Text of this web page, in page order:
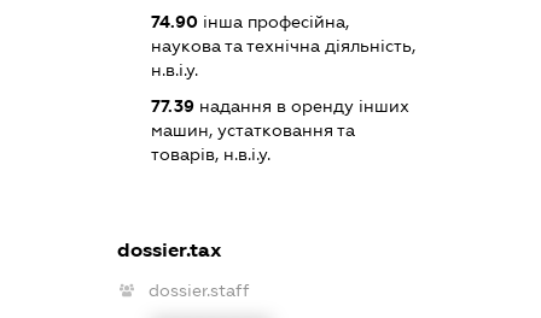
74.90 інша професійна,
наукова та технічна діяльність,
н.в.і.у.
77.39 надання в оренду інших
машин, устатковання та
товарів, н.в.і.у.
dossier.tax
dossier.staff